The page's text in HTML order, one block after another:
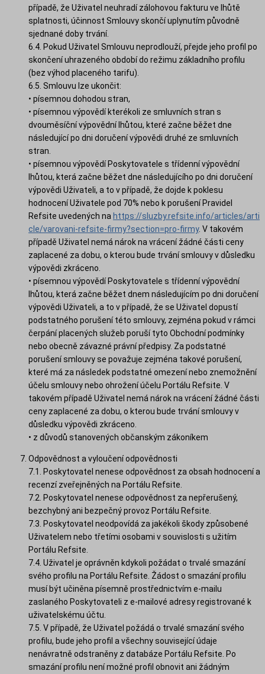
případě, že Uživatel neuhradí zálohovou fakturu ve lhůtě
splatnosti, účinnost Smlouvy skončí uplynutím původně
sjednané doby trvání.
6.4. Pokud Uživatel Smlouvu neprodlouží, přejde jeho profil po
skončení uhrazeného období do režimu základního profilu
(bez výhod placeného tarifu).
6.5. Smlouvu lze ukončit:
• písemnou dohodou stran,
• písemnou výpovědí kterékoli ze smluvních stran s
dvouměsíční výpovědní lhůtou, které začne běžet dne
následující po dni doručení výpovědi druhé ze smluvních
stran.
• písemnou výpovědí Poskytovatele s třídenní výpovědní
lhůtou, která začne běžet dne následujícího po dni doručení
výpovědi Uživateli, a to v případě, že dojde k poklesu
hodnocení Uživatele pod 70% nebo k porušení Pravidel
Refsite uvedených na https://sluzby.refsite.info/articles/arti
cle/varovani-refsite-firmy?section=pro-firmy. V takovém
případě Uživatel nemá nárok na vrácení žádné části ceny
zaplacené za dobu, o kterou bude trvání smlouvy v důsledku
výpovědi zkráceno.
• písemnou výpovědí Poskytovatele s třídenní výpovědní
lhůtou, která začne běžet dnem následujícím po dni doručení
výpovědi Uživateli, a to v případě, že se Uživatel dopustí
podstatného porušení této smlouvy, zejména pokud v rámci
čerpání placených služeb poruší tyto Obchodní podmínky
nebo obecně závazné právní předpisy. Za podstatné
porušení smlouvy se považuje zejména takové porušení,
které má za následek podstatné omezení nebo znemožnění
účelu smlouvy nebo ohrožení účelu Portálu Refsite. V
takovém případě Uživatel nemá nárok na vrácení žádné části
ceny zaplacené za dobu, o kterou bude trvání smlouvy v
důsledku výpovědi zkráceno.
• z důvodů stanovených občanským zákoníkem
Odpovědnost a vyloučení odpovědnosti
7.1. Poskytovatel nenese odpovědnost za obsah hodnocení a
recenzí zveřejněných na Portálu Refsite.
7.2. Poskytovatel nenese odpovědnost za nepřerušený,
bezchybný ani bezpečný provoz Portálu Refsite.
7.3. Poskytovatel neodpovídá za jakékoli škody způsobené
Uživatelem nebo třetími osobami v souvislosti s užitím
Portálu Refsite.
7.4. Uživatel je oprávněn kdykoli požádat o trvalé smazání
svého profilu na Portálu Refsite. Žádost o smazání profilu
musí být učiněna písemně prostřednictvím e-mailu
zaslaného Poskytovateli z e-mailové adresy registrované k
uživatelskému účtu.
7.5. V případě, že Uživatel požádá o trvalé smazání svého
profilu, bude jeho profil a všechny související údaje
nenávratně odstraněny z databáze Portálu Refsite. Po
smazání profilu není možné profil obnovit ani žádným